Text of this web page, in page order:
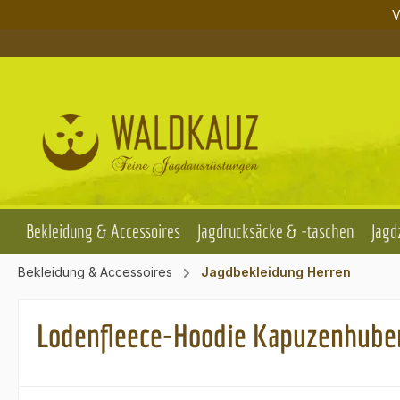
Bekleidung & Accessoires Jagdrucksäcke & -taschen
Bekleidung & Accessoires Jagdbekleidung Herren
Lodenfleece-Hoodie